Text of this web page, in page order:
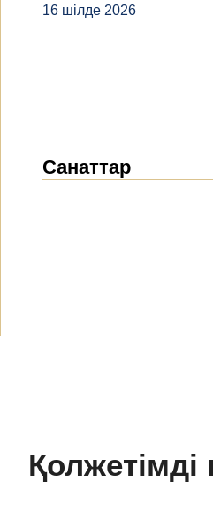
16 шілде 2026
Санаттар